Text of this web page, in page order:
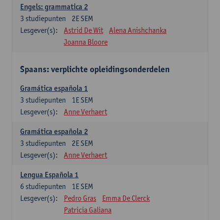
Engels: grammatica 2
2E SEM
3 studiepunten
Lesgever(s):
Astrid De Wit
Alena Anishchanka
Joanna Bloore
Spaans: verplichte opleidingsonderdelen
Gramática española 1
1E SEM
3 studiepunten
Lesgever(s):
Anne Verhaert
Gramática española 2
2E SEM
3 studiepunten
Lesgever(s):
Anne Verhaert
Lengua Española 1
1E SEM
6 studiepunten
Lesgever(s):
Pedro Gras
Emma De Clerck
Patricia Galiana